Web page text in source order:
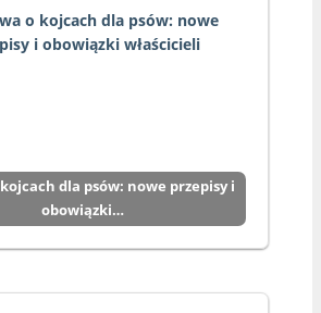
dla psów: nowe przepisy i
obowiązki…